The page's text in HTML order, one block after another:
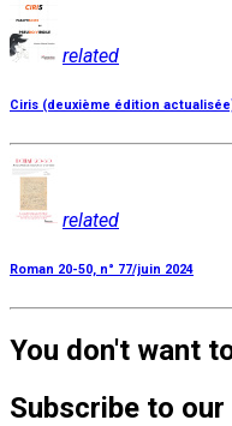
related
Ciris (deuxième édition
related
Roman 20-50, n° 77/juin 2024
You don't want
Subscribe to